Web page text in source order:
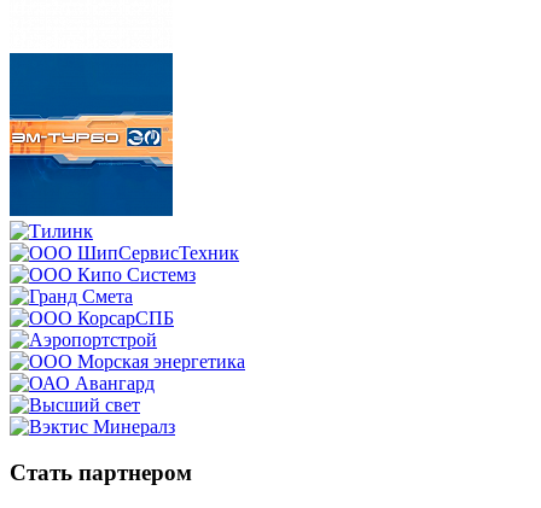
Стать партнером